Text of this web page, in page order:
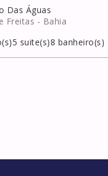
Das Águas
Freitas - Bahia
5 suite(s)8 banheiro(s)